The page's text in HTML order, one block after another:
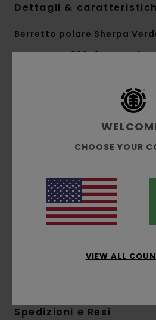
Dettagli &
Berretto polare Sherpa
StyleELYHA00240
Vestibilità:profilo medio
Motivo naturale all-over,
morsetto intrecciato sul
unica
Composizione[Tessuto
Spedizioni e Resi
CHOOSE YOUR
VIEW ALL